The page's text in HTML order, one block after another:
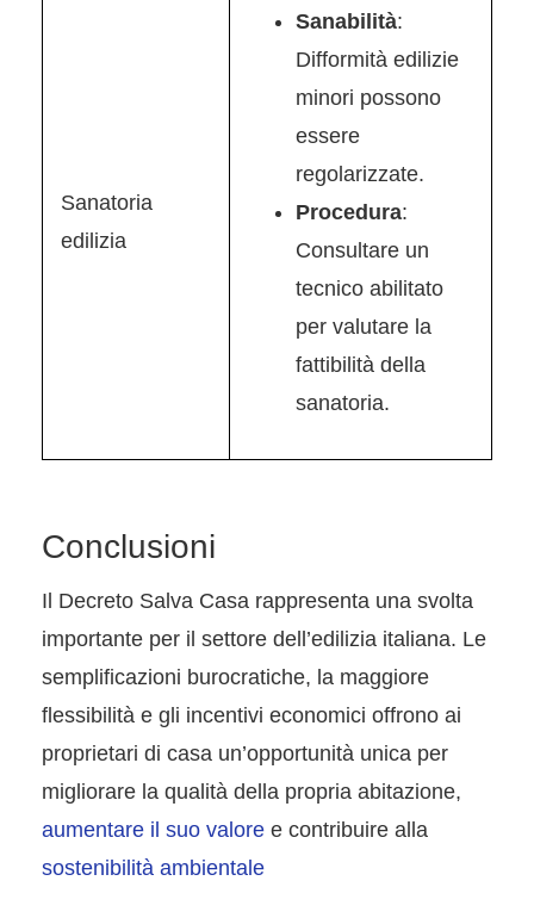
Sanatoria
edilizia
Sanabilità:
Difformità edilizie
minori possono
essere
regolarizzate.
Procedura:
Consultare un
tecnico abilitato
per valutare la
fattibilità della
sanatoria.
Conclusioni
Il Decreto Salva Casa rappresenta una svolta
importante per il settore dell’edilizia italiana. Le
semplificazioni burocratiche, la maggiore
flessibilità e gli incentivi economici offrono ai
proprietari di casa un’opportunità unica per
migliorare la qualità della propria abitazione,
aumentare il suo valore e contribuire alla
sostenibilità ambientale